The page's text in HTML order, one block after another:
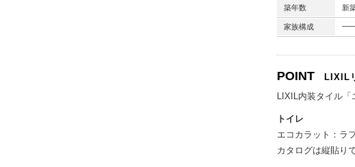
築年数 新
家族構成
POINT LIXIL
LIXIL内装タイル「
トイレ
エコカラット：ラ
カタログは縦貼り